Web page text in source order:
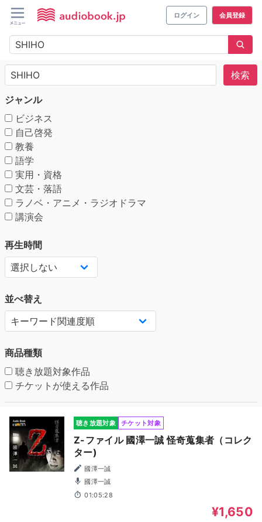
ログイン 会員登録
検索
ジャンル
ビジネス
自己啓発
教養
語学
実用・資格
文芸・落語
ラノベ・アニメ・ラジオドラマ
講演会
再生時間
並べ替え
商品種類
聴き放題対象作品
チケットが使える作品
聴き放題対象 チケット対象
Z-ファイル 國澤一誠 怪奇蒐集者（コレク
ター)
國澤一誠
國澤一誠
01:05:28
¥1,650